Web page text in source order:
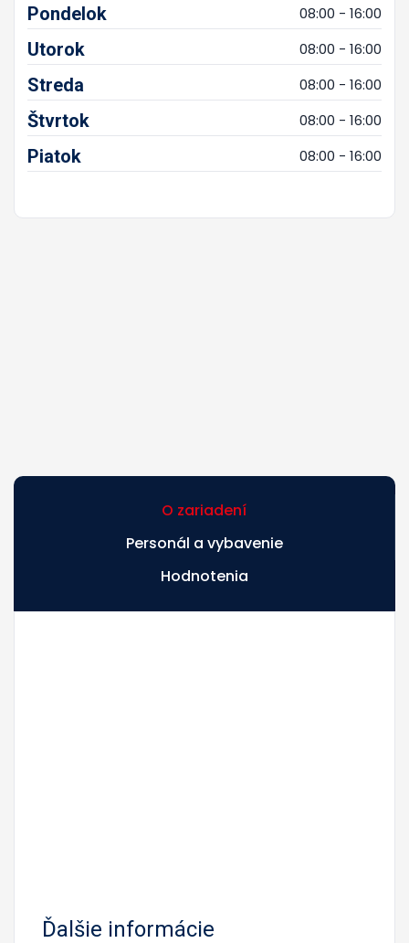
Pondelok 08:00 - 16:00
Utorok 08:00 - 16:00
Streda 08:00 - 16:00
Štvrtok 08:00 - 16:00
Piatok 08:00 - 16:00
O zariadení
Personál a vybavenie
Hodnotenia
Ďalšie informácie